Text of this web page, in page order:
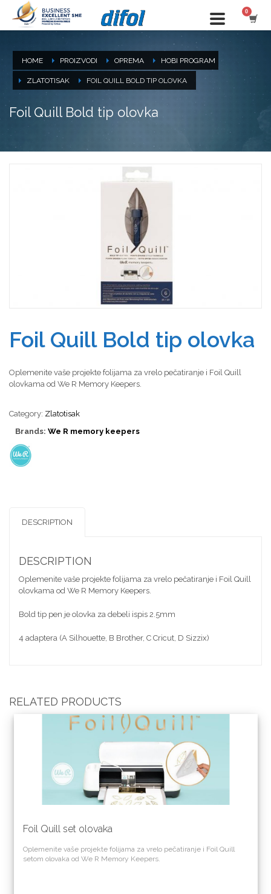
HOME PROIZVODI OPREMA HOBI PROGRAM
ZLATOTISAK FOIL QUILL BOLD TIP OLOVKA
Foil Quill Bold tip olovka
Foil Quill Bold tip olovka
Oplemenite vaše projekte folijama za vrelo pečatiranje i Foil Quill
olovkama od We R Memory Keepers.
Category: Zlatotisak
Brands: We R memory keepers
DESCRIPTION
DESCRIPTION
Oplemenite vaše projekte folijama za vrelo pečatiranje i Foil Quill
olovkama od We R Memory Keepers.
Bold tip pen je olovka za debeli ispis 2.5mm
4 adaptera (A Silhouette, B Brother, C Cricut, D Sizzix)
RELATED PRODUCTS
Foil Quill set olovaka
Oplemenite vaše projekte folijama za vrelo pečatiranje i Foil Quill
setom olovaka od We R Memory Keepers.